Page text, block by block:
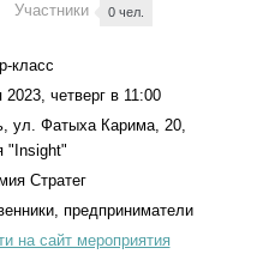
Участники 0 чел.
класс
2023, четверг в 11:00
ул. Фатыха Карима, 20,
"Insight"
Стратег
предприниматели
на сайт мероприятия